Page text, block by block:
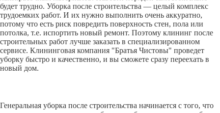
будет трудно. Уборка после строительства — целый комплекс
трудоемких работ. И их нужно выполнить очень аккуратно,
потому что есть риск повредить поверхность стен, пола или
потолка, т.е. испортить новый ремонт. Поэтому клининг после
строительных работ лучше заказать в специализированном
сервисе. Клининговая компания "Братья Чистовы" проведет
уборку быстро и качественно, и вы сможете сразу переехать в
новый дом.
Генеральная уборка после строительства начинается с того, что